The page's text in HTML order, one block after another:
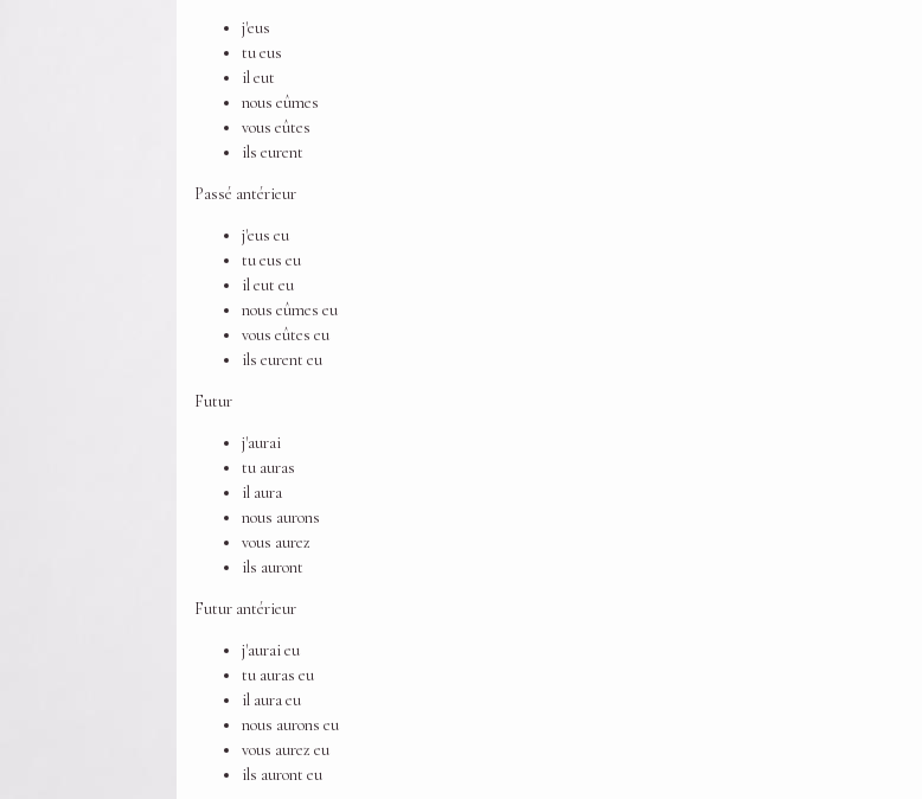
j'eus
tu eus
il eut
nous eûmes
vous eûtes
ils eurent
Passé antérieur
j'eus eu
tu eus eu
il eut eu
nous eûmes eu
vous eûtes eu
ils eurent eu
Futur
j'aurai
tu auras
il aura
nous aurons
vous aurez
ils auront
Futur antérieur
j'aurai eu
tu auras eu
il aura eu
nous aurons eu
vous aurez eu
ils auront eu